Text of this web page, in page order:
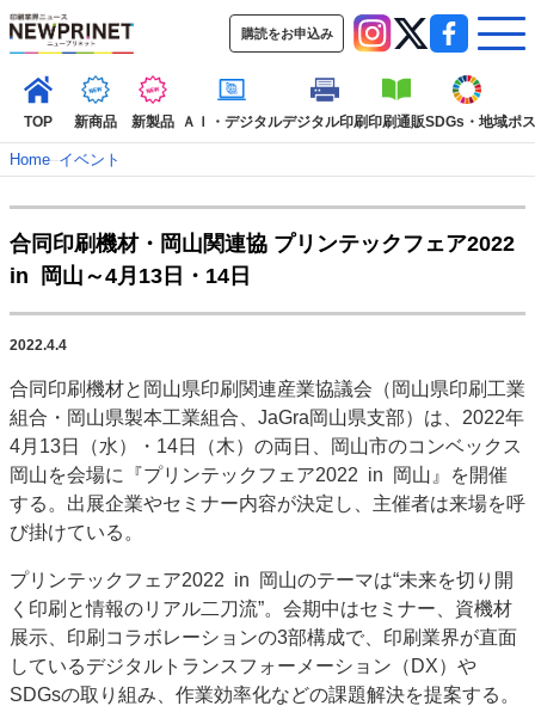
購読をお申込み
TOP 新商品 新製品 ＡＩ・デジタルデジタル印刷印刷通販SDGs・地域ポ
TOP
新着記事 特集記事
インタビュー
コレクション
SDGs・地域
ポストプレス ビジネス イベント 信用情報
業界
市場・統計
人事・移転・異動・訃報
特集記事カテゴリー一覧
2022 見える化・MIS特集
中古印刷機・製本機特集
2022 検査・校正特集
特集・デジタル印刷 ～ 新成長軌道を描く
案内
Home–イベント
合同印刷機材・岡山関連協 プリンテックフェア2022
in 岡山～4月13日・14日
2022.4.4
合同印刷機材と岡山県印刷関連産業協議会（岡山県印刷工業
組合・岡山県製本工業組合、JaGra岡山県支部）は、2022年
4月13日（水）・14日（木）の両日、岡山市のコンベックス
岡山を会場に『プリンテックフェア2022 in 岡山』を開催
する。出展企業やセミナー内容が決定し、主催者は来場を呼
び掛けている。
プリンテックフェア2022 in 岡山のテーマは“未来を切り開
く印刷と情報のリアル二刀流”。会期中はセミナー、資機材
展示、印刷コラボレーションの3部構成で、印刷業界が直面
しているデジタルトランスフォーメーション（DX）や
SDGsの取り組み、作業効率化などの課題解決を提案する。